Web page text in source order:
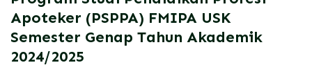
Apoteker (PSPPA) FMIPA USK
Semester Genap Tahun Akademik
2024/2025